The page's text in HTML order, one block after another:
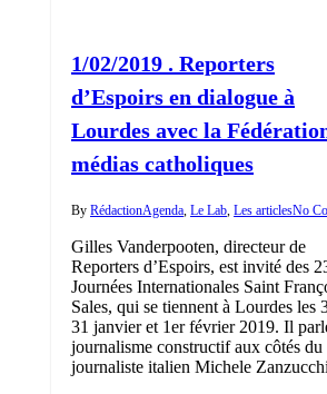
1/02/2019 . Reporters
d’Espoirs en dialogue à
Lourdes avec la
médias catholiques
By RédactionAgenda,Le Lab,Les articlesNo
Gilles Vanderpooten, directeur de
Reporters d’Espoirs, est invité des
Journées Internationales Saint
Sales, qui se tiennent à Lourdes les
31 janvier et 1er février 2019. Il
journalisme constructif aux côtés du
journaliste italien Michele